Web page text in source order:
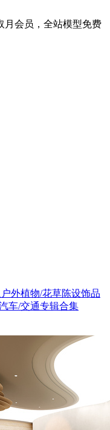
月会员，全站模型免费
外植物/花草陈设饰品
车/交通专辑合集